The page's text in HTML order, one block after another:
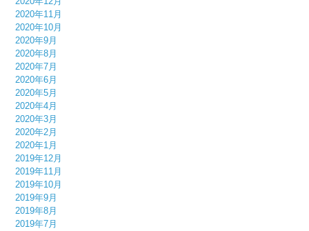
2020年11月
2020年10月
2020年9月
2020年8月
2020年7月
2020年6月
2020年5月
2020年4月
2020年3月
2020年2月
2020年1月
2019年12月
2019年11月
2019年10月
2019年9月
2019年8月
2019年7月